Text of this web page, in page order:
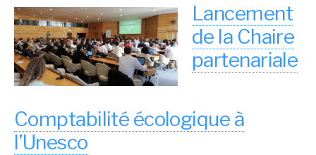
Lancement
de la Chaire
partenariale
Comptabilité écologique à
l’Unesco